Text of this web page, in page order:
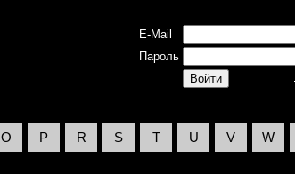
E-Mail
Пароль
O P R S T U V W